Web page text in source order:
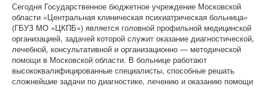
Сегодня Государственное бюджетное учреждение Московской
области «Центральная клиническая психиатрическая больница»
(ГБУЗ МО «ЦКПБ») является головной профильной медицинской
организацией, задачей которой служит оказание диагностической,
лечебной, консультативной и организационно — методической
помощи в Московской области. В больнице работают
высококвалифицированные специалисты, способные решать
сложнейшие задачи по диагностике, лечению и оказанию помощи